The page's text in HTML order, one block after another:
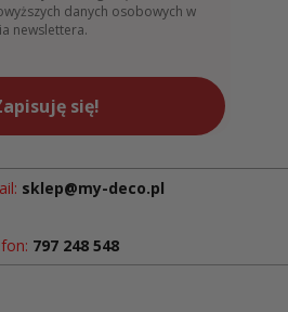
danych osobowych w
newslettera.
się!
sklep@my-deco.pl
797 248 548